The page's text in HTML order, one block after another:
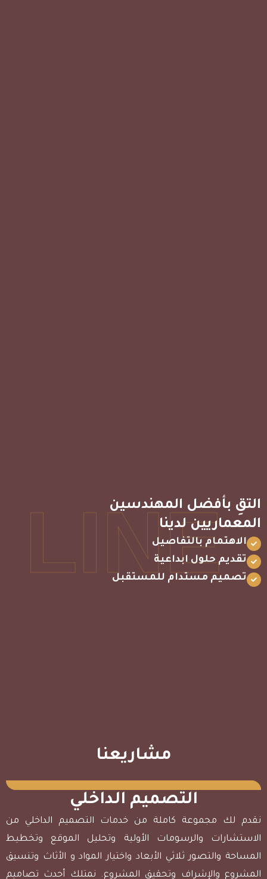
LINE
التقِ بأفضل المهندسين
المعماريين لدينا
الاهتمام بالتفاصيل
تقديم حلول ابداعية
تصميم مستدام للمستقبل
مشاريعنا
التصميم الداخلي
نقدم لك مجموعة كاملة من خدمات التصميم الداخلي من
الاستشارات والرسومات الأولية وتحليل الموقع وتخطيط
المساحة والتصور ثلاثي الأبعاد واختيار المواد و الأثاث وتنسيق
المشروع والإشراف وتحقيق المشروع. نمتلك أحدث تصاميم